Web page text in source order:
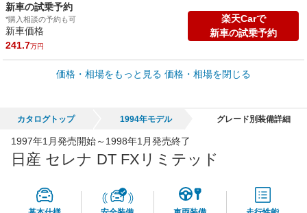
新車の試乗予約
*購入相談の予約も可
新車価格
241.7万円
楽天Carで
新車の試乗予約
車買取価格 *
車買取相場
65,050円
価格・相場をもっと見る 価格・相場を閉じる
カタログトップ 1994年モデル グレード別装備詳細
1997年1月発売開始～1998年1月発売終了
日産 セレナ DT FXリミテッド